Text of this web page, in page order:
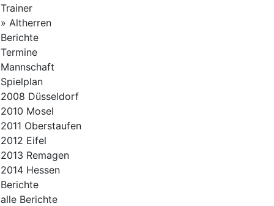
Trainer
» Altherren
Berichte
Termine
Mannschaft
Spielplan
2008 Düsseldorf
2010 Mosel
2011 Oberstaufen
2012 Eifel
2013 Remagen
2014 Hessen
Berichte
alle Berichte